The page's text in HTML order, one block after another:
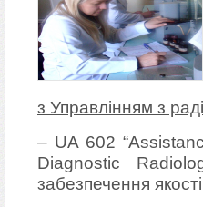
з Управлінням з
– UA 602
Diagnostic
забезпечення